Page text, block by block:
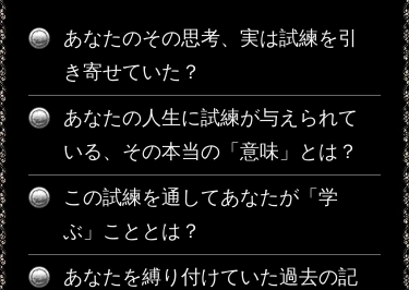
あなたのその思考、実は試練を引
き寄せていた？
あなたの人生に試練が与えられて
いる、その本当の「意味」とは？
この試練を通してあなたが「学
ぶ」こととは？
あなたを縛り付けていた過去の記